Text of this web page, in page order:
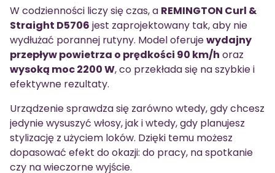
W codzienności liczy się czas, a REMINGTON Curl &
Straight D5706 jest zaprojektowany tak, aby nie
wydłużać porannej rutyny. Model oferujewydajny
przepływ powietrza o prędkości 90 km/h oraz
wysoką moc 2200 W, co przekłada się na szybkie i
efektywne rezultaty.
Urządzenie sprawdza się zarówno wtedy, gdy chcesz
jedynie wysuszyć włosy, jak i wtedy, gdy planujesz
stylizację z użyciem loków. Dzięki temu możesz
dopasować efekt do okazji: do pracy, na spotkanie
czy na wieczorne wyjście.